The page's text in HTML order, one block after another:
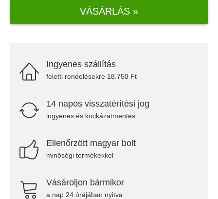
VÁSÁRLÁS »
Ingyenes szállítás
feletti rendelésekre 18.750 Ft
14 napos visszatérítési jog
ingyenes és kockázatmentes
Ellenőrzött magyar bolt
minőségi termékekkel
Vásároljon bármikor
a nap 24 órájában nyitva